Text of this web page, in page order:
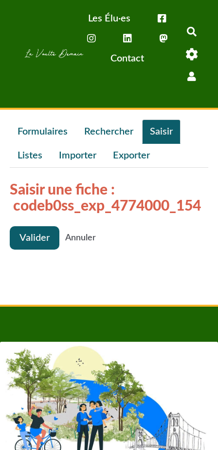
Aller au contenu principal
Les Élu·es
Contact
Formulaires Rechercher Saisir
Listes Importer Exporter
Saisir une fiche :
codeb0ss_exp_4774000_154
Valider Annuler